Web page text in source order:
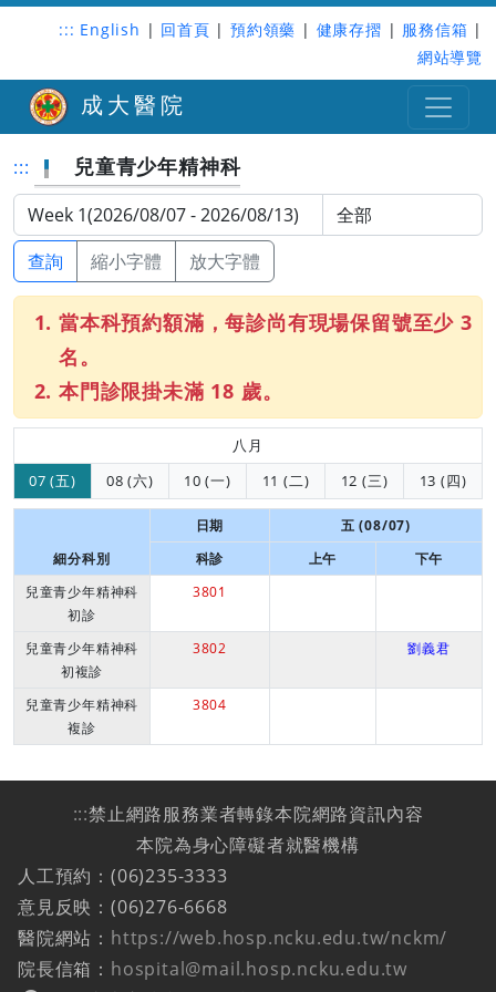
::: English | 回首頁 | 預約領藥 | 健康存摺 | 服務信箱 |
網站導覽
成大醫院
::: 兒童青少年精神科
查詢 縮小字體 放大字體
當本科預約額滿，每診尚有現場保留號至少 3
名。
本門診限掛未滿 18 歲。
八月
07 (五)
08 (六) 10 (一) 11 (二) 12 (三) 13 (四)
細分科別
日期
五 (08/07)
科診
上午
下午
兒童青少年精神科
初診
3801
兒童青少年精神科
初複診
3802 劉義君
兒童青少年精神科
複診
3804
:::禁止網路服務業者轉錄本院網路資訊內容
本院為身心障礙者就醫機構
人工預約：(06)235-3333
意見反映：(06)276-6668
醫院網站： https://web.hosp.ncku.edu.tw/nckm/
院長信箱： hospital@mail.hosp.ncku.edu.tw